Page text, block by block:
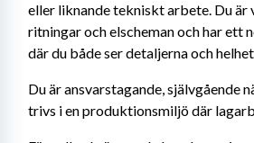
eller liknande tekniskt arbete. Du
ritningar och elscheman och har ett
där du både ser detaljerna och
Du är ansvarstagande, självgående
trivs i en produktionsmiljö där